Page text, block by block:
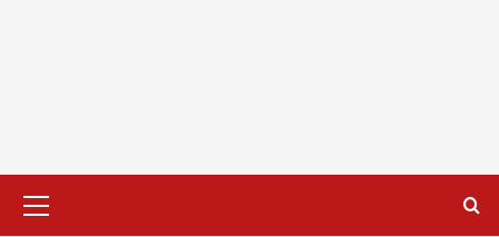
principal